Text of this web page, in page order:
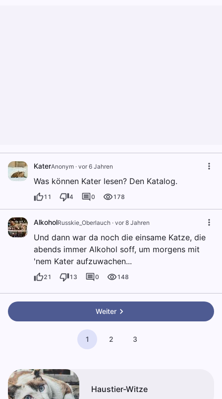
KaterAnonym · vor 6 Jahren
Was können Kater lesen? Den Katalog.
11 4 0 178
AlkoholRusskie_Oberlauch · vor 8 Jahren
Und dann war da noch die einsame Katze, die
abends immer Alkohol soff, um morgens mit
'nem Kater aufzuwachen...
21 13 0 148
Weiter
1 2 3
Haustier-Witze